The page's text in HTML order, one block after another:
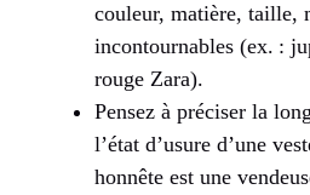
couleur, matière, taille,
incontournables (ex. :
rouge Zara).
Pensez à préciser la
l’état d’usure d’une
honnête est une